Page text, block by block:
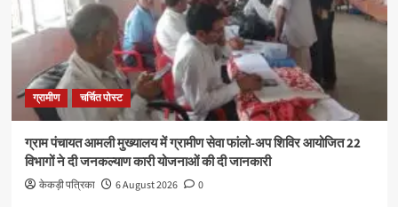
ग्रामीण चर्चित पोस्ट
ग्राम पंचायत आमली मुख्यालय में ग्रामीण सेवा फांलो-अप शिविर आयोजित 22
विभागों ने दी जनकल्याण कारी योजनाओं की दी जानकारी
केकड़ी पत्रिका 6 August 2026 0